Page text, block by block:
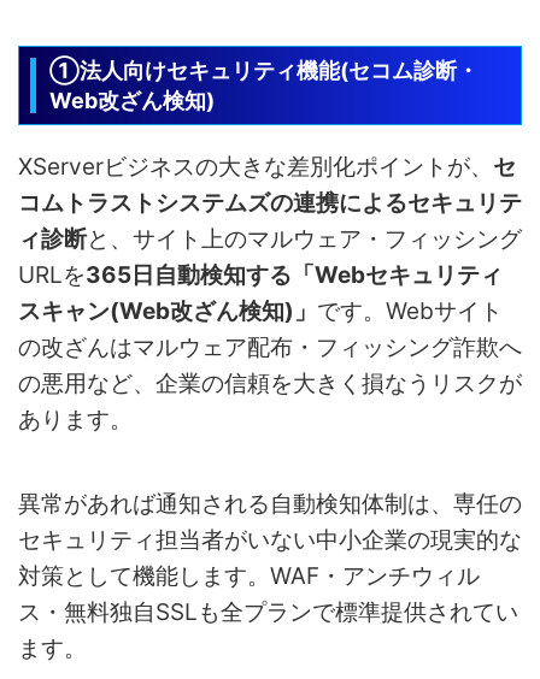
①法人向けセキュリティ機能(セコム診断・
Web改ざん検知)
XServerビジネスの大きな差別化ポイントが、 セ
コムトラストシステムズの連携によるセキュリテ
ィ診断と、サイト上のマルウェア・フィッシング
URLを365日自動検知する「Webセキュリティ
スキャン(Web改ざん検知)」 です。Webサイト
の改ざんはマルウェア配布・フィッシング詐欺へ
の悪用など、企業の信頼を大きく損なうリスクが
あります。
異常があれば通知される自動検知体制は、専任の
セキュリティ担当者がいない中小企業の現実的な
対策として機能します。WAF・アンチウィル
ス・無料独自SSLも全プランで標準提供されてい
ます。